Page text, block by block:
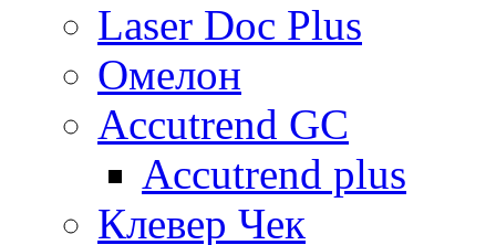
Laser Doc Plus
Омелон
Accutrend GC
Accutrend plus
Клевер Чек